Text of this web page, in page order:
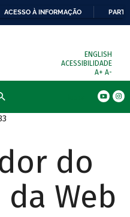
ACESSO À INFORMAÇÃO
ENGLISH
ACESSIBILIDADE
A+ A-
do
Web